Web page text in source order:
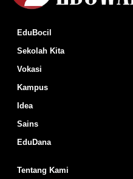
EduBocil
Sekolah Kita
Vokasi
Kampus
Idea
Sains
EduDana
Tentang Kami